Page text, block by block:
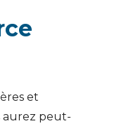
et
aurez peut-